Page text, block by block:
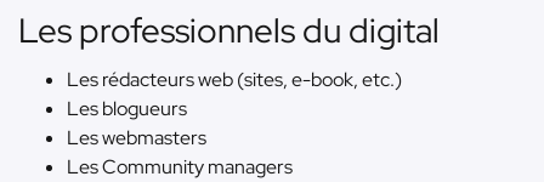
Les professionnels du digital
Les rédacteurs web (sites, e-book, etc.)
Les blogueurs
Les webmasters
Les Community managers